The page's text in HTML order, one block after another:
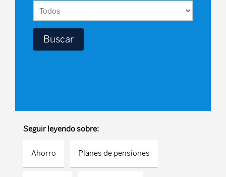
Seguir leyendo sobre:
Ahorro Planes de pensiones